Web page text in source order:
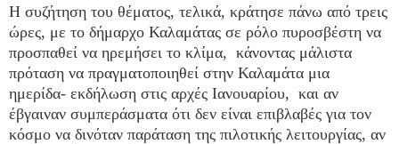
Η συζήτηση του θέματος, τελικά, κράτησε πάνω από τρεις
ώρες, με το δήμαρχο Καλαμάτας σε ρόλο πυροσβέστη να
προσπαθεί να ηρεμήσει το κλίμα, κάνοντας μάλιστα
πρόταση να πραγματοποιηθεί στην Καλαμάτα μια
ημερίδα- εκδήλωση στις αρχές Ιανουαρίου, και αν
έβγαιναν συμπεράσματα ότι δεν είναι επιβλαβές για τον
κόσμο να δινόταν παράταση της πιλοτικής λειτουργίας, αν